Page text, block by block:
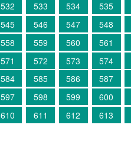
532 533 534 535
545 546 547 548
558 559 560 561
571 572 573 574
584 585 586 587
597 598 599 600
610 611 612 613